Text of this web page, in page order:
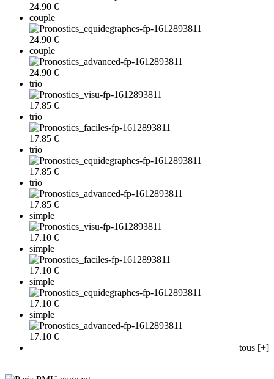
24.90 €
couple
24.90 €
couple
24.90 €
trio
17.85 €
trio
17.85 €
trio
17.85 €
trio
17.85 €
simple
17.10 €
simple
17.10 €
simple
17.10 €
simple
17.10 €
tous [+]